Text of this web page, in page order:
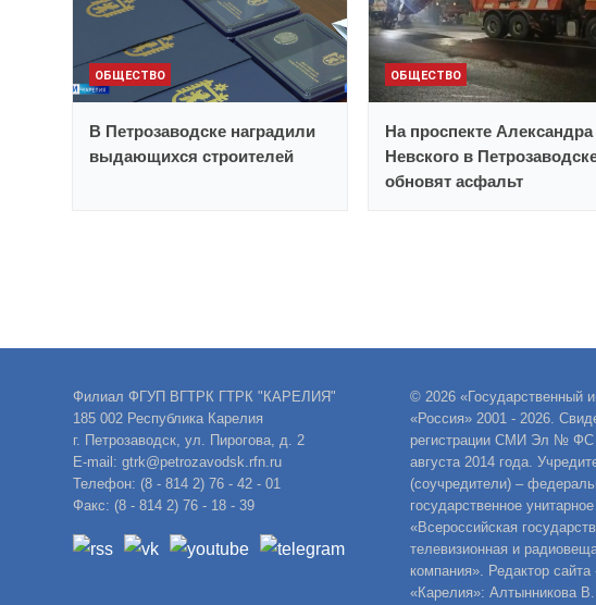
ОБЩЕСТВО
В Петрозаводске наградили
выдающихся строителей
ОБЩЕСТВО
На проспекте Александра
Невского в
обновят асфальт
Филиал ФГУП ВГТРК ГТРК "КАРЕЛИЯ"
185 002 Республика Карелия
г. Петрозаводск, ул. Пирогова, д. 2
E-mail: gtrk@petrozavodsk.rfn.ru
Телефон: (8 - 814 2) 76 - 42 - 01
Факс: (8 - 814 2) 76 - 18 - 39
© 2026 «Государственный
«Россия» 2001 - 2026.
регистрации СМИ Эл № ФС
августа 2014 года.
(соучредители) –
государственное
«Всероссийская
телевизионная и
компания». Редактор
«Карелия»: Алтынникова В.